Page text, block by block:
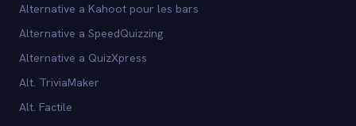
Alternative a Kahoot pour les bars
Alternative a SpeedQuizzing
Alternative a QuizXpress
Alt. TriviaMaker
Alt. Factile